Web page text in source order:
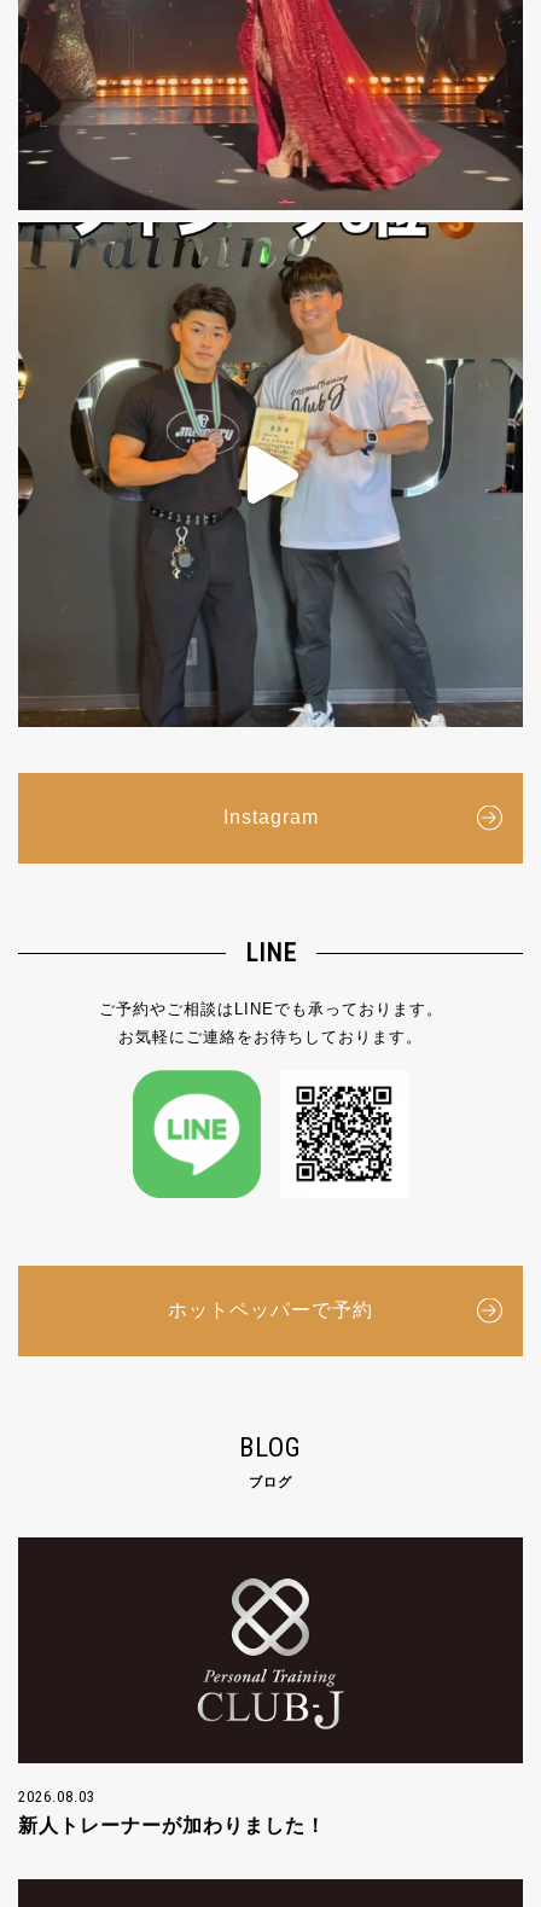
Instagram
LINE
ご予約やご相談はLINEでも承っております。
お気軽にご連絡をお待ちしております。
ホットペッパーで予約
BLOG
ブログ
2026.08.03
新人トレーナーが加わりました！